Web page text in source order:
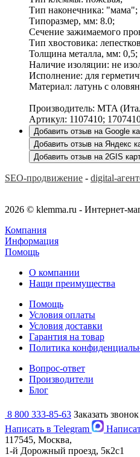
Тип наконечника: "мама";
Типоразмер, мм: 8.0;
Сечение зажимаемого
Тип хвостовика:
Толщина металла, мм: 0,5;
Наличие изоляции: не
Исполнение: для
Материал: латунь с
Производитель: MTA
Артикул: 1107410;
Добавить отзыв на Google
Добавить отзыв на Яндекс
Добавить отзыв на 2GIS
SEO-продвижение - digital-
2026 © klemma.ru - Интернет-
Компания
Информация
Помощь
О компании
Нащи преимущества
Помощь
Условия оплаты
Условия доставки
Гарантия на товар
Политика
Вопрос-ответ
Производители
Блог
8 800 333-85-63 Заказать звонок
Написать в Telegram
117545, Москва,
1-й Дорожный проезд, 5к2с1